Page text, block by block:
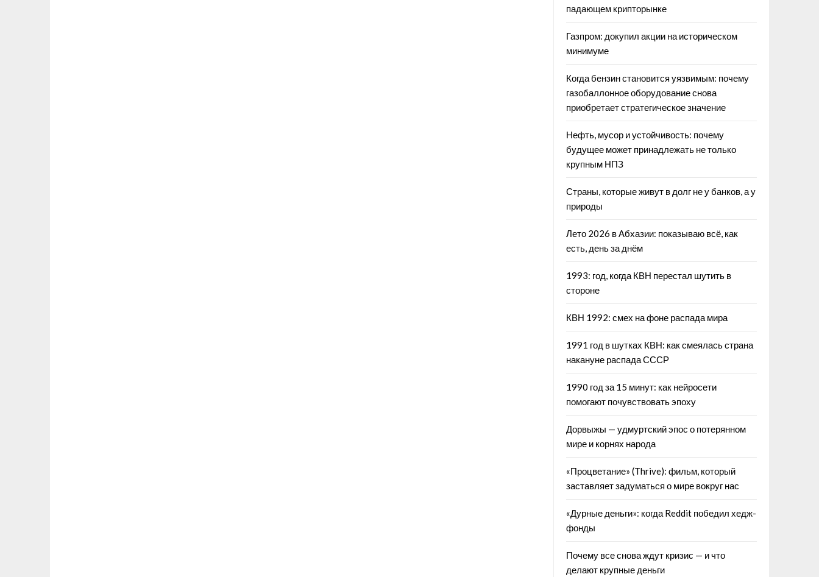
падающем крипторынке
Газпром: докупил акции на историческом
минимуме
Когда бензин становится уязвимым: почему
газобаллонное оборудование снова
приобретает стратегическое значение
Нефть, мусор и устойчивость: почему
будущее может принадлежать не только
крупным НПЗ
Страны, которые живут в долг не у банков, а у
природы
Лето 2026 в Абхазии: показываю всё, как
есть, день за днём
1993: год, когда КВН перестал шутить в
стороне
КВН 1992: смех на фоне распада мира
1991 год в шутках КВН: как смеялась страна
накануне распада СССР
1990 год за 15 минут: как нейросети
помогают почувствовать эпоху
Дорвыжы — удмуртский эпос о потерянном
мире и корнях народа
«Процветание» (Thrive): фильм, который
заставляет задуматься о мире вокруг нас
«Дурные деньги»: когда Reddit победил хедж-
фонды
Почему все снова ждут кризис — и что
делают крупные деньги